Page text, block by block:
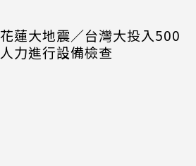
花蓮大地震／台灣大投入500
人力進行設備檢查